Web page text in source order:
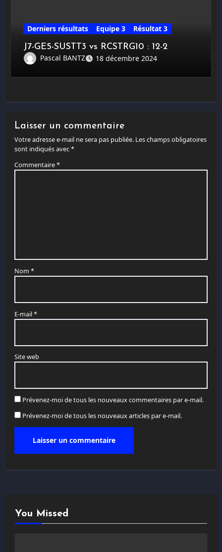
Derniers résultats Equipe 3
Résultat 3
J7-GE5-SUSTT3 vs RCSTRG10 : 12-2
Pascal BANTZ
18 décembre 2024
Laisser un commentaire
Votre adresse e-mail ne sera pas publiée. Les champs obligatoires
sont indiqués avec*
Commentaire*
Nom *
E-mail*
Site web
Prévenez-moi de tous les nouveaux commentaires par e-mail.
Prévenez-moi de tous les nouveaux articles par e-mail.
You Missed